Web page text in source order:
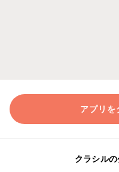
アプリを
クラシル